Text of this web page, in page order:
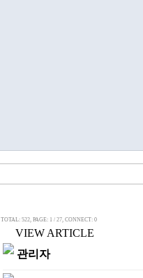
TOTAL: 522, PAGE: 1 / 27, CONNECT: 0
VIEW ARTICLE
관리자